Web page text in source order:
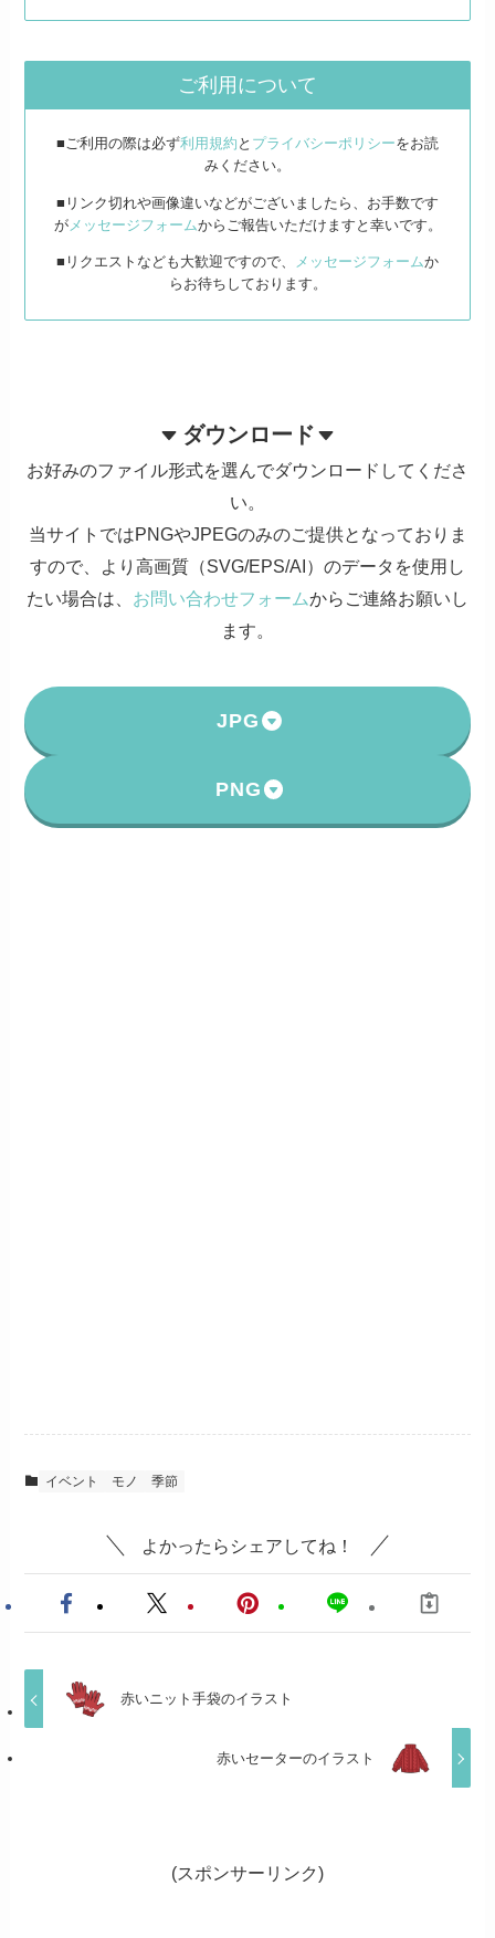
ご利用について
■ご利用の際は必ず利用規約 と プライバシーポリシーをお読
みください。
■リンク切れや画像違いなどがございましたら、お手数です
がメッセージフォームからご報告いただけますと幸いです。
■リクエストなども大歓迎ですので、 メッセージフォームか
らお待ちしております。
ダウンロード
お好みのファイル形式を選んでダウンロードしてくださ
い。
当サイトではPNGやJPEGのみのご提供となっておりま
すので、より高画質（SVG/EPS/AI）のデータを使用し
たい場合は、 お問い合わせフォームからご連絡お願いし
ます。
JPG
PNG
イベント モノ 季節
よかったらシェアしてね！
赤いニット手袋のイラスト
赤いセーターのイラスト
(スポンサーリンク)